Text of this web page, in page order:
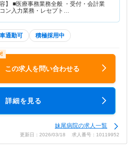
容】 ■医療事務業務全般 ・受付・会計業
ン入力業務・レセプト…
車通勤可 積極採用中
この求人を問い合わせる
詳細を見る
妹尾病院の求人一覧
更新日：2026/03/18 求人番号：10119952